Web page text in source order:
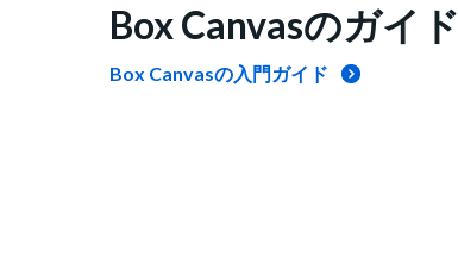
Box Canvasのガイド
Box Canvasの入門ガイド